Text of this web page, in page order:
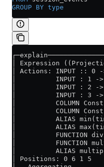
GROUP BY type
│ Expression
│ Actions:
│          INPUT :
│          INPUT :
│          INPUT
│          COLUMN
│
│          ALIAS
│          ALIAS
│
│          FUNCTION
│          ALIAS
│ Positions: 0